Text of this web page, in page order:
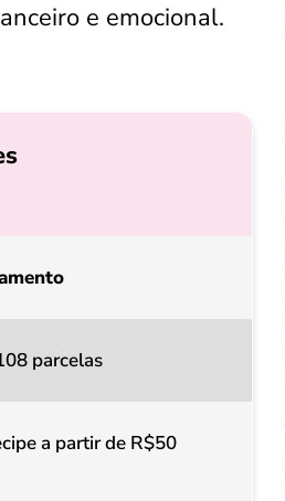
e emocional.
parcelas
a partir de R$50